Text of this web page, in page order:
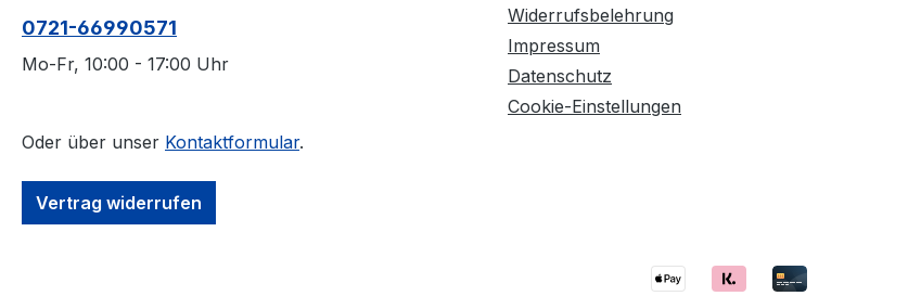
0721-66990571
Mo-Fr, 10:00 - 17:00 Uhr
Oder über unser Kontaktformular.
Vertrag widerrufen
Widerrufsbelehrung
Impressum
Datenschutz
Cookie-Einstellungen